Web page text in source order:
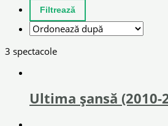
3 spectacole
Ultima șansă (2010-